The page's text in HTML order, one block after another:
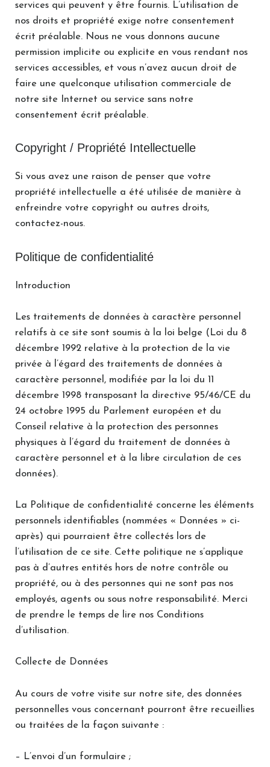
services qui peuvent y être fournis. L’utilisation de
nos droits et propriété exige notre consentement
écrit préalable. Nous ne vous donnons aucune
permission implicite ou explicite en vous rendant nos
services accessibles, et vous n’avez aucun droit de
faire une quelconque utilisation commerciale de
notre site Internet ou service sans notre
consentement écrit préalable.
Copyright / Propriété Intellectuelle
Si vous avez une raison de penser que votre
propriété intellectuelle a été utilisée de manière à
enfreindre votre copyright ou autres droits,
contactez-nous.
Politique de confidentialité
Introduction
Les traitements de données à caractère personnel
relatifs à ce site sont soumis à la loi belge (Loi du 8
décembre 1992 relative à la protection de la vie
privée à l’égard des traitements de données à
caractère personnel, modifiée par la loi du 11
décembre 1998 transposant la directive 95/46/CE du
24 octobre 1995 du Parlement européen et du
Conseil relative à la protection des personnes
physiques à l’égard du traitement de données à
caractère personnel et à la libre circulation de ces
données).
La Politique de confidentialité concerne les éléments
personnels identifiables (nommées « Données » ci-
après) qui pourraient être collectés lors de
l’utilisation de ce site. Cette politique ne s’applique
pas à d’autres entités hors de notre contrôle ou
propriété, ou à des personnes qui ne sont pas nos
employés, agents ou sous notre responsabilité. Merci
de prendre le temps de lire nos Conditions
d’utilisation.
Collecte de Données
Au cours de votre visite sur notre site, des données
personnelles vous concernant pourront être recueillies
ou traitées de la façon suivante :
– L’envoi d’un formulaire ;